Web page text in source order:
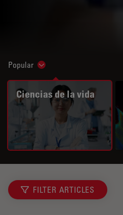
Popular Show subnavigation
Ciencias de la vida
FILTER ARTICLES